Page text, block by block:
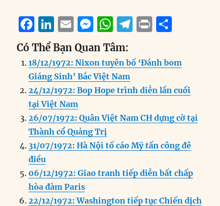
F
a
c
e
b
o
o
k
Li
n
k
e
d
I
n
E
m
ai
l
M
ss
e
n
er
W
h
at
s
A
p
T
e
g
r
m
P
n
t
re
Có Thể Bạn Quan Tâm:
18/12/1972: Nixon tuyên bố ‘Đánh bom
Giáng Sinh’ Bắc Việt Nam
24/12/1972: Bop Hope trình diễn lần cuối
tại Việt Nam
26/07/1972: Quân Việt Nam CH dựng cờ tại
Thành cổ Quảng Trị
31/07/1972: Hà Nội tố cáo Mỹ tấn công đê
điều
06/12/1972: Giao tranh tiếp diễn bất chấp
hòa đàm Paris
22/12/1972: Washington tiếp tục Chiến dịch